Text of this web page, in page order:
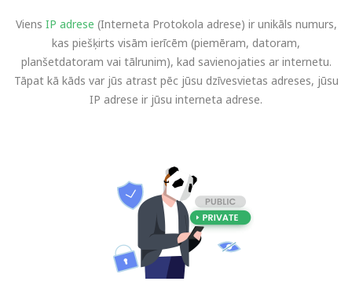
Viens IP adrese (Interneta Protokola adrese) ir unikāls numurs,
kas piešķirts visām ierīcēm (piemēram, datoram,
planšetdatoram vai tālrunim), kad savienojaties ar internetu.
Tāpat kā kāds var jūs atrast pēc jūsu dzīvesvietas adreses, jūsu
IP adrese ir jūsu interneta adrese.